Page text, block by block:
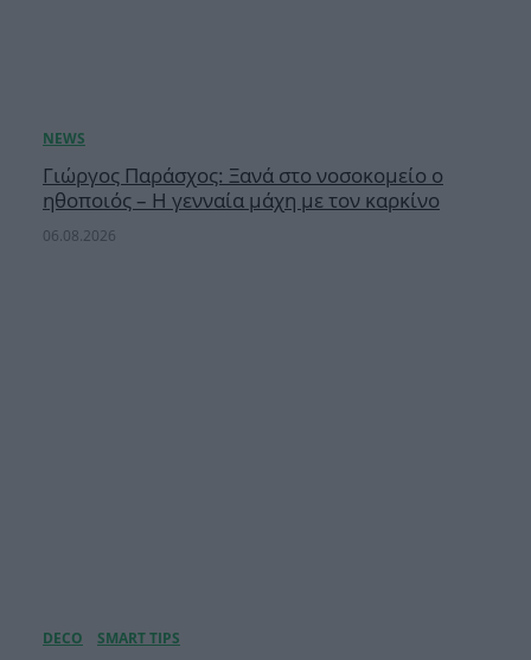
Γιώργος Παράσχος: Ξανά στο νοσοκομείο ο
ηθοποιός – Η γενναία μάχη με τον καρκίνο
06.08.2026